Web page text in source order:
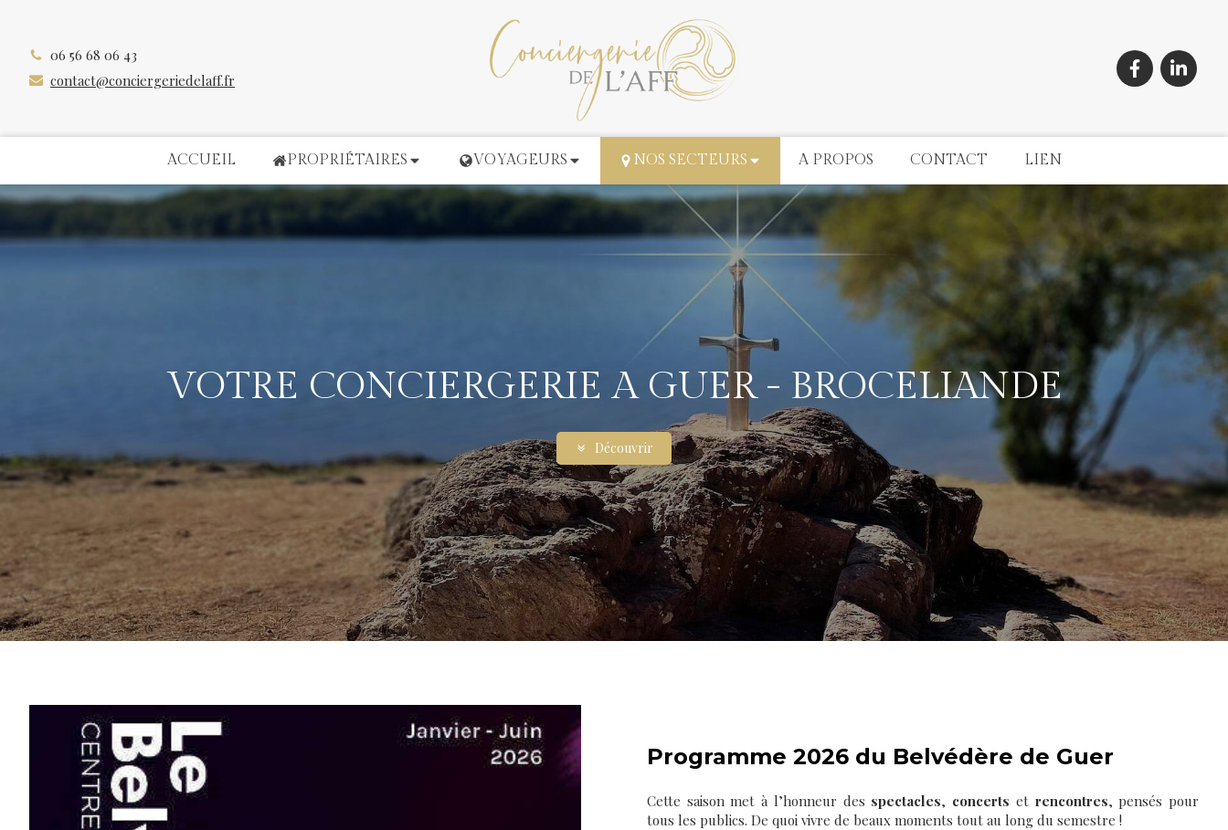
06 56 68 06 43
contact@conciergeriedelaff.fr
ACCUEIL PROPRIÉTAIRES VOYAGEURS NOS SECTEURS A PROPOS CONTACT LIEN
VOTRE CONCIERGERIE A GUER - BROCELIANDE
Découvrir
Programme 2026 du Belvédère de Guer
Cette saison met à l’honneur des spectacles, concerts et rencontres, pensés pour
tous les publics. De quoi vivre de beaux moments tout au long du semestre !